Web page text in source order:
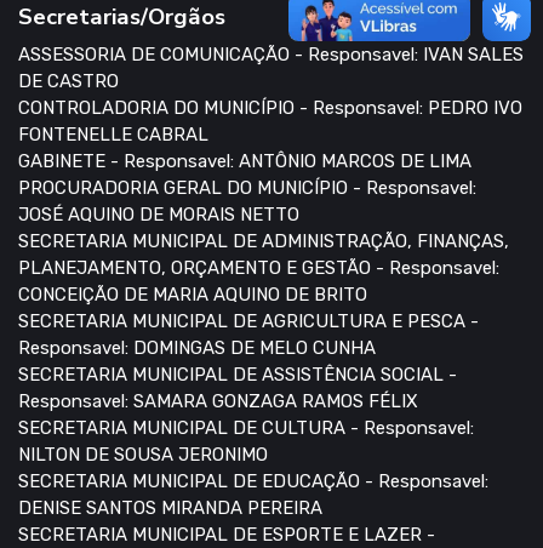
Secretarias/Orgãos
ASSESSORIA DE COMUNICAÇÃO - Responsavel: IVAN SALES
DE CASTRO
CONTROLADORIA DO MUNICÍPIO - Responsavel: PEDRO IVO
FONTENELLE CABRAL
GABINETE - Responsavel: ANTÔNIO MARCOS DE LIMA
PROCURADORIA GERAL DO MUNICÍPIO - Responsavel:
JOSÉ AQUINO DE MORAIS NETTO
SECRETARIA MUNICIPAL DE ADMINISTRAÇÃO, FINANÇAS,
PLANEJAMENTO, ORÇAMENTO E GESTÃO - Responsavel:
CONCEIÇÃO DE MARIA AQUINO DE BRITO
SECRETARIA MUNICIPAL DE AGRICULTURA E PESCA -
Responsavel: DOMINGAS DE MELO CUNHA
SECRETARIA MUNICIPAL DE ASSISTÊNCIA SOCIAL -
Responsavel: SAMARA GONZAGA RAMOS FÉLIX
SECRETARIA MUNICIPAL DE CULTURA - Responsavel:
NILTON DE SOUSA JERONIMO
SECRETARIA MUNICIPAL DE EDUCAÇÃO - Responsavel:
DENISE SANTOS MIRANDA PEREIRA
SECRETARIA MUNICIPAL DE ESPORTE E LAZER -